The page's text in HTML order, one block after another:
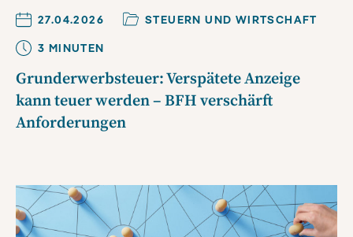
27.04.2026
STEUERN UND WIRTSCHAFT
3 MINUTEN
Grunderwerbsteuer: Verspätete Anzeige
kann teuer werden – BFH verschärft
Anforderungen